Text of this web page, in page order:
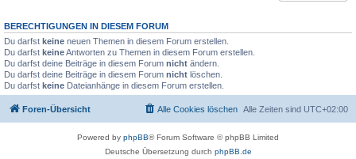
BERECHTIGUNGEN IN DIESEM FORUM
Du darfst keine neuen Themen in diesem Forum erstellen.
Du darfst keineAntworten zu Themen in diesem Forum erstellen.
Du darfst deine Beiträge in diesem Forum nicht ändern.
Du darfst deine Beiträge in diesem Forum nicht löschen.
Du darfst keine Dateianhänge in diesem Forum erstellen.
Foren-Übersicht Alle Zeiten sind UTC+02:00
Alle Cookies löschen
Powered by phpBB® Forum Software © phpBB Limited
Deutsche Übersetzung durch phpBB.de